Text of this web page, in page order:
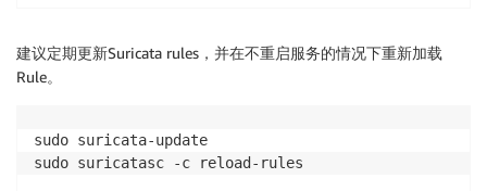
建议定期更新Suricata rules，并在不重启服务的情况下重新加载
Rule。
sudo suricata-update
sudo suricatasc -c reload-rules